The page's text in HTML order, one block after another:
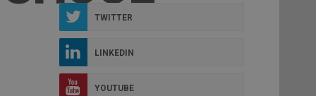
TWITTER
LINKEDIN
YOUTUBE